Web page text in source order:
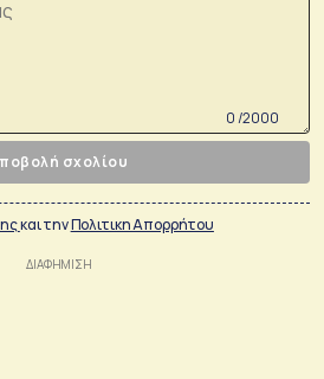
0 /2000
σχολίου
και τηνΠολιτικη Απορρήτου